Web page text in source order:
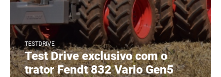
TESTDRIVE
Test Drive exclusivo com o
trator Fendt 832 Vario Gen5